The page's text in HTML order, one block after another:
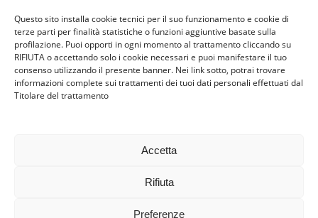
Questo sito installa cookie tecnici per il suo funzionamento e cookie di
terze parti per finalità statistiche o funzioni aggiuntive basate sulla
profilazione. Puoi opporti in ogni momento al trattamento cliccando su
RIFIUTA o accettando solo i cookie necessari e puoi manifestare il tuo
consenso utilizzando il presente banner. Nei link sotto, potrai trovare
informazioni complete sui trattamenti dei tuoi dati personali effettuati dal
Titolare del trattamento
Accetta
Rifiuta
Preferenze
Famiglie per l’accoglienza nel mondo